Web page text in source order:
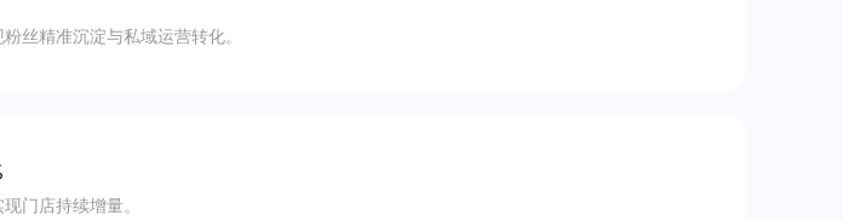
丝精准沉淀与私域运营转化。
门店持续增量。